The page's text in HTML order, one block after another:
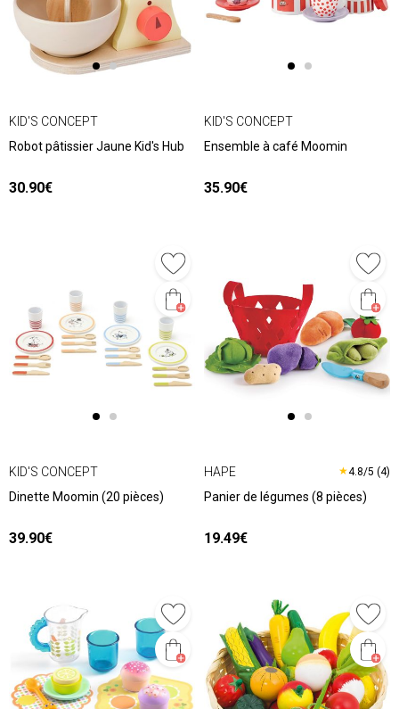
KID'S CONCEPT
Robot pâtissier Jaune Kid's Hub
30.90€
KID'S CONCEPT
Ensemble à café Moomin
35.90€
KID'S CONCEPT
Dinette Moomin (20 pièces)
39.90€
HAPE ★4.8/5 (4)
Panier de légumes (8 pièces)
19.49€